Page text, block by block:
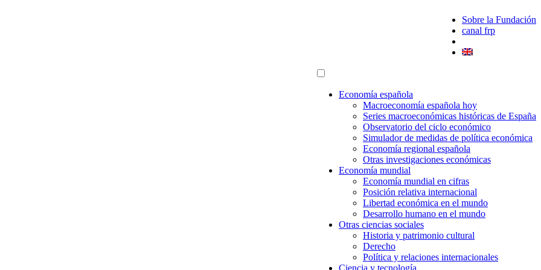
Sobre la Fundación
canal frp
Economía española
Macroeconomía española hoy
Series macroeconómicas históricas de España
Observatorio del ciclo económico
Simulador de medidas de política económica
Economía regional española
Otras investigaciones económicas
Economía mundial
Economía mundial en cifras
Posición relativa internacional
Libertad económica en el mundo
Desarrollo humano en el mundo
Otras ciencias sociales
Historia y patrimonio cultural
Derecho
Política y relaciones internacionales
Ciencia y tecnología